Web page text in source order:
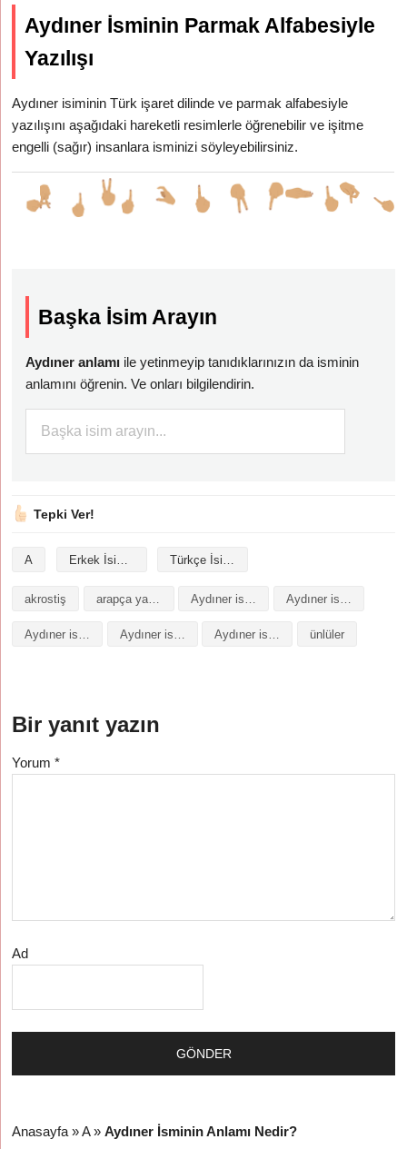
Aydıner İsminin Parmak Alfabesiyle
Yazılışı
Aydıner isiminin Türk işaret dilinde ve parmak alfabesiyle
yazılışını aşağıdaki hareketli resimlerle öğrenebilir ve işitme
engelli (sağır) insanlara isminizi söyleyebilirsiniz.
Başka İsim Arayın
Aydıner anlamı ile yetinmeyip tanıdıklarınızın da isminin
anlamını öğrenin. Ve onları bilgilendirin.
Tepki Ver!
A Erkek İsimleri Türkçe İsimler
akrostiş arapça yazılışı
Aydıner isminin baş harfleriyle şiir Aydıner isminin kökeni Aydıner isminin numerolojisi ünlüler
Bir yanıt yazın
Yorum*
Ad
Anasayfa »A»Aydıner İsminin Anlamı Nedir?